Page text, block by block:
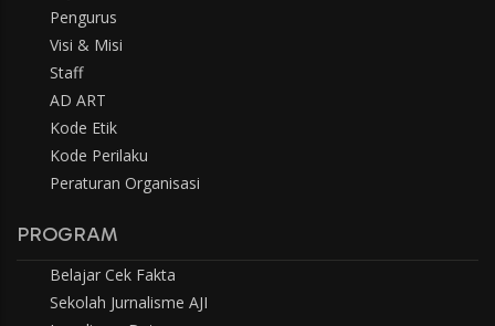
Pengurus
Visi & Misi
Staff
AD ART
Kode Etik
Kode Perilaku
Peraturan Organisasi
PROGRAM
Belajar Cek Fakta
Sekolah Jurnalisme AJI